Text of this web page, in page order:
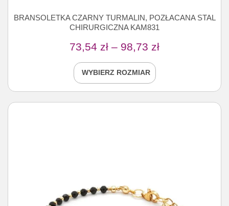
BRANSOLETKA CZARNY TURMALIN, POZŁACANA STAL
CHIRURGICZNA KAM831
73,54 zł – 98,73 zł
WYBIERZ ROZMIAR